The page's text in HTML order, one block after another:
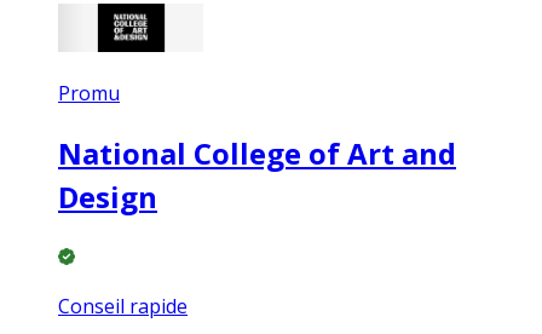
Promu
National College of Art and
Design
Conseil rapide